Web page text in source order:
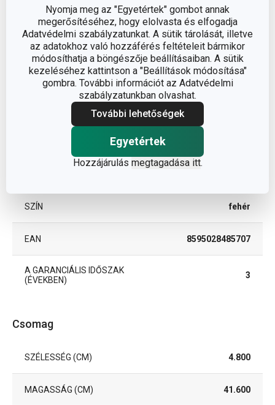
Nyomja meg az "Egyetértek" gombot annak
megerősítéséhez, hogy elolvasta és elfogadja
Adatvédelmi szabályzatunkat. A sütik tárolását, illetve
az adatokhoz való hozzáférés feltételeit bármikor
módosíthatja a böngészője beállításaiban. A sütik
kezeléséhez kattintson a "Beállítások módosítása"
gombra. További információt az Adatvédelmi
szabályzatunkban olvashat.
További lehetőségek
Egyetértek
Hozzájárulás megtagadása itt.
Egyéb paraméterek
ANYAG műanyag
BESOROLÁS
elrendezése
SZÍN fehér
EAN 8595028485707
A GARANCIÁLIS IDŐSZAK
(ÉVEKBEN)
3
Csomag
SZÉLESSÉG (CM) 4.800
MAGASSÁG (CM) 41.600